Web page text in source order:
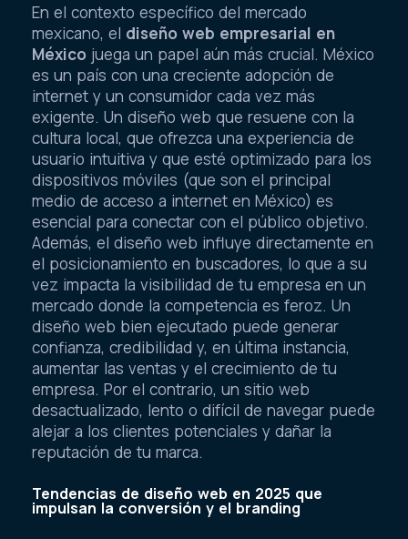
En el contexto específico del mercado
mexicano, el diseño web empresarial en
México juega un papel aún más crucial. México
es un país con una creciente adopción de
internet y un consumidor cada vez más
exigente. Un diseño web que resuene con la
cultura local, que ofrezca una experiencia de
usuario intuitiva y que esté optimizado para los
dispositivos móviles (que son el principal
medio de acceso a internet en México) es
esencial para conectar con el público objetivo.
Además, el diseño web influye directamente en
el posicionamiento en buscadores, lo que a su
vez impacta la visibilidad de tu empresa en un
mercado donde la competencia es feroz. Un
diseño web bien ejecutado puede generar
confianza, credibilidad y, en última instancia,
aumentar las ventas y el crecimiento de tu
empresa. Por el contrario, un sitio web
desactualizado, lento o difícil de navegar puede
alejar a los clientes potenciales y dañar la
reputación de tu marca.
Tendencias de diseño web en 2025 que
impulsan la conversión y el branding